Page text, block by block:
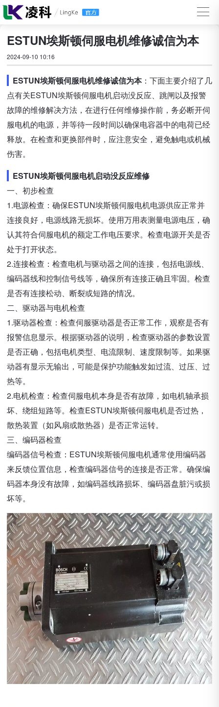
ESTUN埃斯顿伺服电机维修诚信为本
2024-09-10 10:16
ESTUN埃斯顿伺服电机维修诚信为本：下面主要介绍了几
点有关ESTUN埃斯顿伺服电机启动没反应、跳闸以及报警
故障的维修解决方法，在进行任何维修操作前，务必断开伺
服电机的电源，并等待一段时间以确保电容器中的电荷已经
释放。在检查和更换部件时，应注意安全，避免触电或机械
伤害。
ESTUN埃斯顿伺服电机启动没反应维修
一、初步检查
1.电源检查：确保ESTUN埃斯顿伺服电机电源供应正常并
连接良好，电源线路无损坏。使用万用表测量电源电压，确
认其符合伺服电机的额定工作电压要求。检查电源开关是否
处于打开状态。
2.连接检查：检查电机与驱动器之间的连接，包括电源线、
编码器线和控制信号线等，确保所有连接正确且牢固。检查
是否有连接松动、断裂或短路的情况。
二、驱动器与电机检查
1.驱动器检查：检查伺服驱动器是否正常工作，观察是否有
报警信息显示。根据驱动器的说明，检查驱动器的参数设置
是否正确，包括电机类型、电流限制、速度限制等。如果驱
动器有显示无输出，可能是保护功能触发如过流、过压、过
热等。
2.电机检查：检查伺服电机本身是否有故障，如电机轴承损
坏、绕组短路等。检查ESTUN埃斯顿伺服电机是否过热，
散热装置（如风扇或散热器）是否正常运转。
三、编码器检查
编码器信号检查：ESTUN埃斯顿伺服电机通常使用编码器
来反馈位置信息，检查编码器信号的连接是否正常。确保编
码器本身没有故障，如编码器线路损坏、编码器盘脏污或损
坏等。